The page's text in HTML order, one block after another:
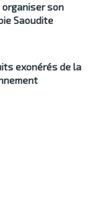
organiser son
Saoudite
exonérés de la